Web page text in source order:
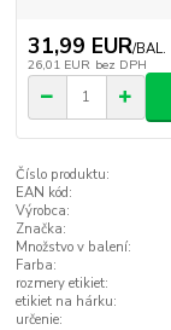
31,99 EUR/BAL.
26,01 EUR bez DPH
Číslo produktu:
EAN kód:
Výrobca:
Značka:
Množstvo v balení:
Farba:
rozmery etikiet:
etikiet na hárku:
určenie: